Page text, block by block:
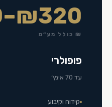
₪320–370
₪ כולל מע״מ
פופולרי
עד 70 אינץ׳
קידוח וקיבוע